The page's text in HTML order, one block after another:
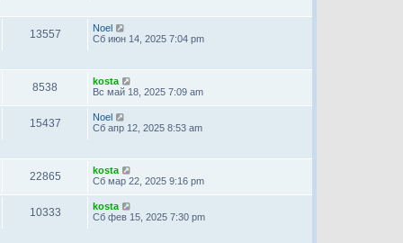
13557
Noel
Сб июн 14, 2025 7:04 pm
8538
kosta
Вс май 18, 2025 7:09 am
15437
Noel
Сб апр 12, 2025 8:53 am
22865
kosta
Сб мар 22, 2025 9:16 pm
10333
kosta
Сб фев 15, 2025 7:30 pm